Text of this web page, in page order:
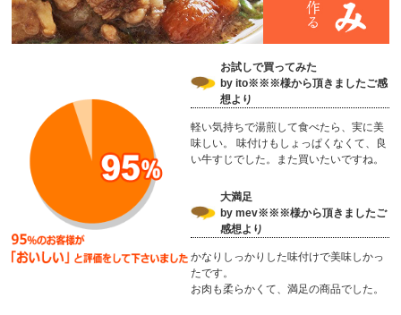
お試しで買ってみた
by ito※※※様から頂きましたご感
想より
軽い気持ちで湯煎して食べたら、実に美
味しい。 味付けもしょっぱくなくて、良
い牛すじでした。また買いたいですね。
大満足
by mev※※※様から頂きましたご
感想より
かなりしっかりした味付けで美味しかっ
たです。
お肉も柔らかくて、満足の商品でした。